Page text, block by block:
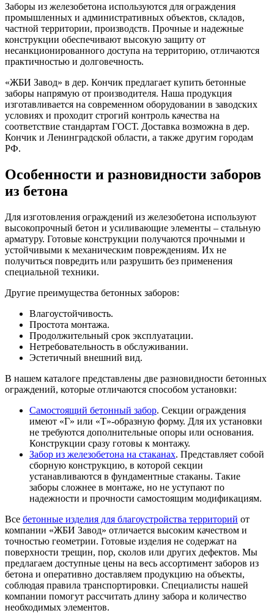
Заборы из железобетона используются для ограждения
промышленных и административных объектов, складов,
частной территории, производств. Прочные и надежные
конструкции обеспечивают высокую защиту от
несанкционированного доступа на территорию, отличаются
практичностью и долговечность.
«ЖБИ Завод» в дер. Кончик предлагает купить бетонные
заборы напрямую от производителя. Наша продукция
изготавливается на современном оборудовании в заводских
условиях и проходит строгий контроль качества на
соответствие стандартам ГОСТ. Доставка возможна в дер.
Кончик и Ленинградской области, а также другим городам
РФ.
Особенности и разновидности заборов
из бетона
Для изготовления ограждений из железобетона используют
высокопрочный бетон и усиливающие элементы – стальную
арматуру. Готовые конструкции получаются прочными и
устойчивыми к механическим повреждениям. Их не
получиться повредить или разрушить без применения
специальной техники.
Другие преимущества бетонных заборов:
Влагоустойчивость.
Простота монтажа.
Продолжительный срок эксплуатации.
Нетребовательность в обслуживании.
Эстетичный внешний вид.
В нашем каталоге представлены две разновидности бетонных
ограждений, которые отличаются способом установки:
Самостоящий бетонный забор. Секции ограждения
имеют «Г» или «Т»-образную форму. Для их установки
не требуются дополнительные опоры или основания.
Конструкции сразу готовы к монтажу.
Забор из железобетона на стаканах. Представляет собой
сборную конструкцию, в которой секции
устанавливаются в фундаментные стаканы. Такие
заборы сложнее в монтаже, но не уступают по
надежности и прочности самостоящим модификациям.
Все бетонные изделия для благоустройства территорий от
компании «ЖБИ Завод» отличается высоким качеством и
точностью геометрии. Готовые изделия не содержат на
поверхности трещин, пор, сколов или других дефектов. Мы
предлагаем доступные цены на весь ассортимент заборов из
бетона и оперативно доставляем продукцию на объекты,
соблюдая правила транспортировки. Специалисты нашей
компании помогут рассчитать длину забора и количество
необходимых элементов.